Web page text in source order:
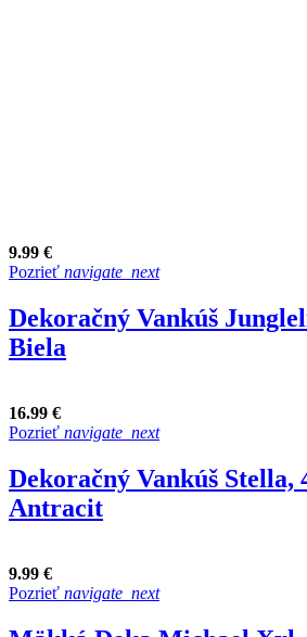
9.99 €
Pozrieť navigate_next
Dekoračný Vankúš
Biela
16.99 €
Pozrieť navigate_next
Dekoračný Vankúš Stella,
Antracit
9.99 €
Pozrieť navigate_next